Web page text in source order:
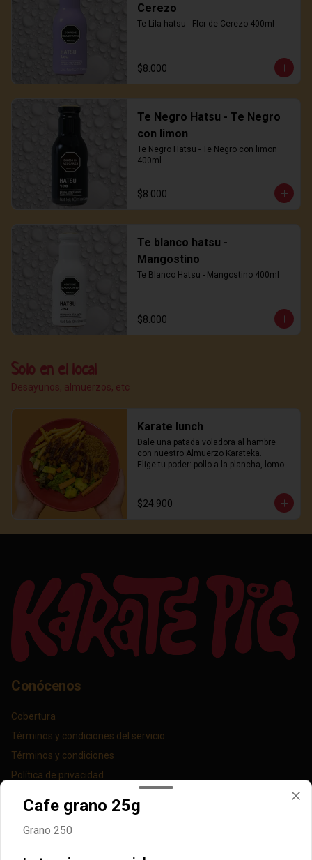
Cerezo
Te Lila hatsu - Flor de Cerezo 400ml
$8.000
Te Negro Hatsu - Te Negro
con limon
Te Negro Hatsu - Te Negro con limon
400ml
$8.000
Te blanco hatsu -
Mangostino
Te Blanco Hatsu - Mangostino 400ml
$8.000
Solo en el local
Desayunos, almuerzos, etc
Karate lunch
Dale una patada voladora al hambre
con nuestro Almuerzo Karateka.
Elige tu poder: pollo a la plancha, lomo
Acompañado de arroz salteado estilo
wok, papas crujientes y una ensalada
equilibran cada golpe de sabor.
$24.900
Conócenos
Cobertura
Términos y condiciones del servicio
Términos y condiciones
Política de privacidad
Redes sociales
Instagram
Cafe grano 25g
Grano 250